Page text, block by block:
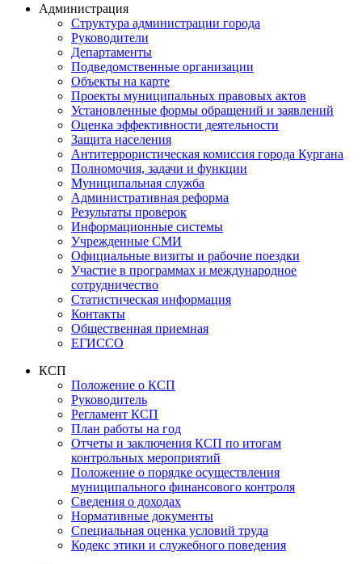
Администрация
Структура администрации города
Руководители
Департаменты
Подведомственные организации
Объекты на карте
Проекты муниципальных правовых актов
Установленные формы обращений и заявлений
Оценка эффективности деятельности
Защита населения
Антитеррористическая комиссия города Кургана
Полномочия, задачи и функции
Муниципальная служба
Административная реформа
Результаты проверок
Информационные системы
Учрежденные СМИ
Официальные визиты и рабочие поездки
Участие в программах и международное
сотрудничество
Статистическая информация
Контакты
Общественная приемная
ЕГИССО
КСП
Положение о КСП
Руководитель
Регламент КСП
План работы на год
Отчеты и заключения КСП по итогам
контрольных мероприятий
Положение о порядке осуществления
муниципального финансового контроля
Сведения о доходах
Нормативные документы
Специальная оценка условий труда
Кодекс этики и служебного поведения